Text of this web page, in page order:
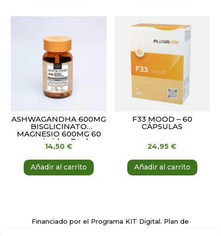
ASHWAGANDHA 600MG
BISGLICINATO
MAGNESIO 600MG 60
comprimidos Banban
14,50€
Añadir al carrito
F33 MOOD – 60
CÁPSULAS
24,95€
Añadir al carrito
Financiado por el Programa KIT Digital. Plan de